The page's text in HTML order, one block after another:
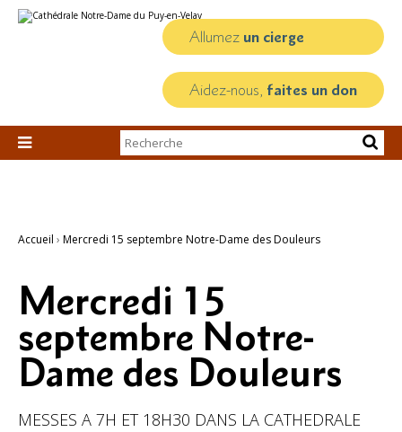
au
personnels
Allumez un cierge
Aidez-nous, faites un don

Chercher par
Recherche
Accueil › Mercredi 15 septembre Notre-Dame des Douleurs
Mercredi 15
septembre Notre-
Dame des Douleurs
MESSES A 7H ET 18H30 DANS LA CATHEDRALE